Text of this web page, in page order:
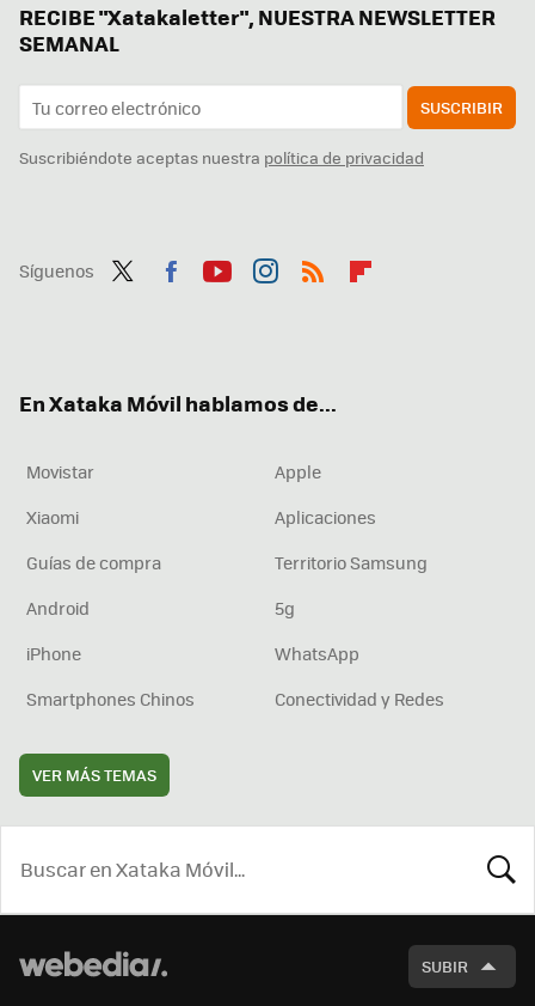
RECIBE "Xatakaletter", NUESTRA NEWSLETTER
SEMANAL
SUSCRIBIR
Suscribiéndote aceptas nuestra política de privacidad
Síguenos
En Xataka Móvil hablamos de...
Movistar
Apple
Xiaomi
Aplicaciones
Guías de compra
Territorio Samsung
Android
5g
iPhone
WhatsApp
Smartphones Chinos
Conectividad y Redes
VER MÁS TEMAS
SUBIR